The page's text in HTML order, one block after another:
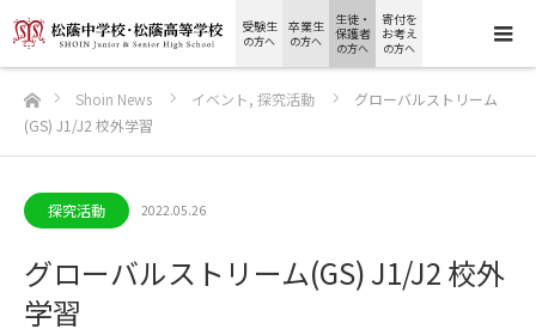
受験生
の方へ
卒業生
の方へ
生徒・
保護者
の方へ
寄付を
お考え
の方へ
ホームShoin News イベント, 探究活動
グローバルストリーム
(GS) J1/J2 校外学習
探究活動 2022.05.26
グローバルストリーム(GS) J1/J2 校外
学習